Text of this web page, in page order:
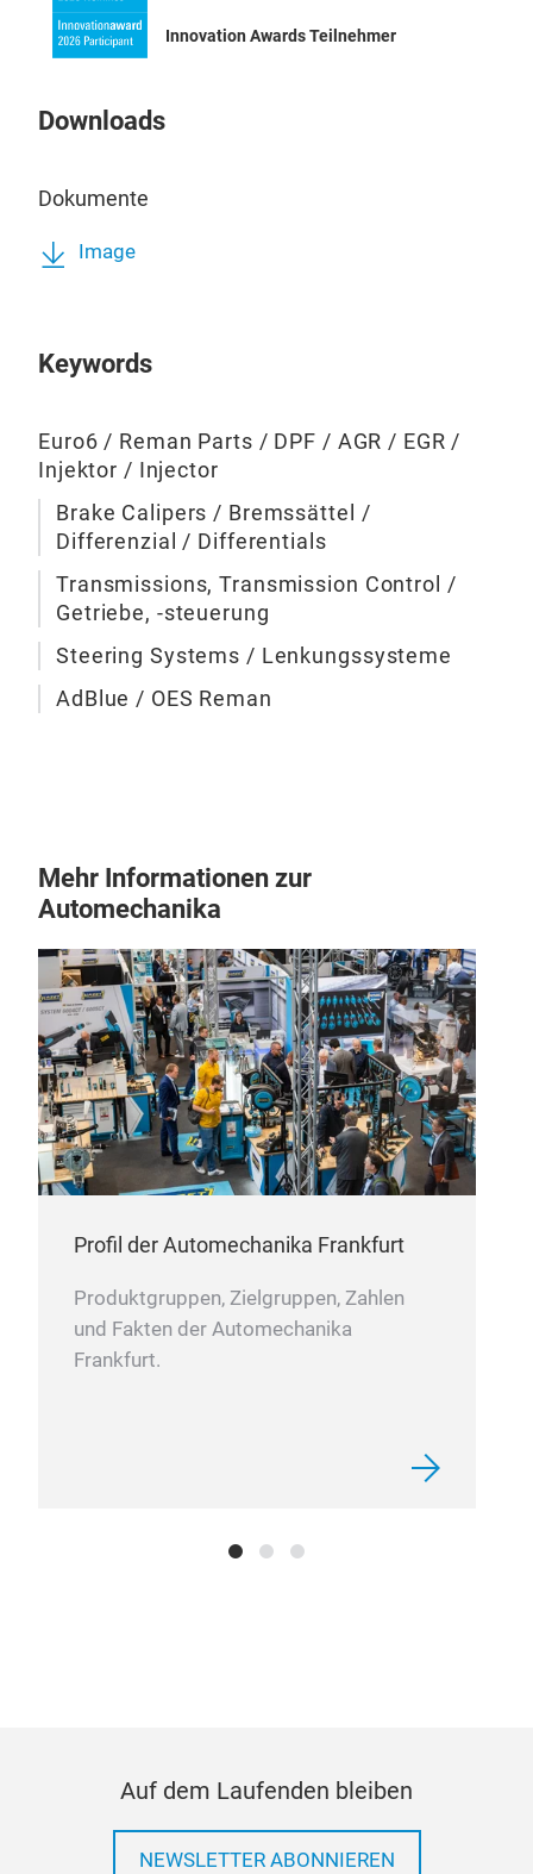
Innovation Awards Teilnehmer
Downloads
Dokumente
Image
Keywords
Euro6 / Reman Parts / DPF / AGR / EGR /
Injektor / Injector
Brake Calipers / Bremssättel /
Differenzial / Differentials
Transmissions, Transmission Control /
Getriebe, -steuerung
Steering Systems / Lenkungssysteme
AdBlue / OES Reman
Mehr Informationen zur
Automechanika
Profil der Automechanika Frankfurt
Produktgruppen, Zielgruppen, Zahlen
und Fakten der Automechanika
Frankfurt.
Auf dem Laufenden bleiben
NEWSLETTER ABONNIEREN